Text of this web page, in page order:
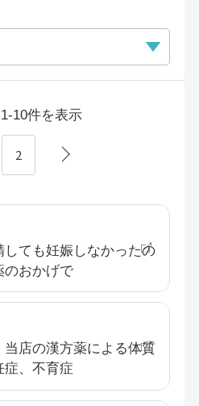
10件を表示
2
しても妊娠しなかったの
のおかげで
店の漢方薬による体質
症、不育症